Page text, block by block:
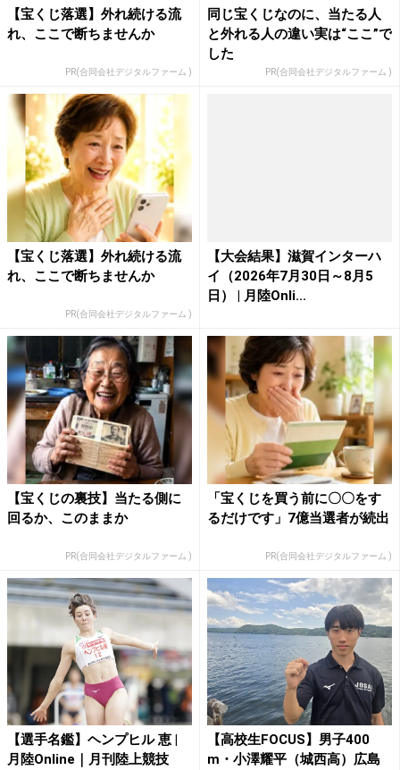
【宝くじ落選】外れ続ける流
れ、ここで断ちませんか
PR(合同会社デジタルファーム )
同じ宝くじなのに、当たる人
と外れる人の違い実は“ここ”で
した
PR(合同会社デジタルファーム )
【宝くじ落選】外れ続ける流
れ、ここで断ちませんか
PR(合同会社デジタルファーム )
【大会結果】滋賀インターハ
イ（2026年7月30日～8月5
日） | 月陸Onli...
【宝くじの裏技】当たる側に
回るか、このままか
PR(合同会社デジタルファーム )
「宝くじを買う前に〇〇をす
るだけです」7億当選者が続出
PR(合同会社デジタルファーム )
【選手名鑑】ヘンプヒル 恵 |
月陸Online｜月刊陸上競技
【高校生FOCUS】男子400
m・小澤耀平（城西高）広島